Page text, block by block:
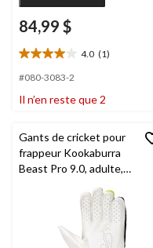
84,99 $
4.0 (1)
4.0
étoile(s)
5.
évaluation
#080-3083-2
Il n’en reste que 2
Gants de cricket pour
frappeur Kookaburra
Beast Pro 9.0, adulte,